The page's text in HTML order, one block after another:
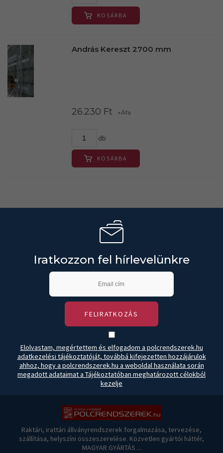
KOSÁRBA
András Kereszt 2700 mm
26.230 Ft +Áfa
db
KOSÁRBA
Iratkozzon fel hírlevelünkre
FELIRATKOZÁS
Elolvastam, megértettem és elfogadom a polcrendszerek.hu
adatkezelési tájékoztatóját, továbbá kifejezetten hozzájárulok
ahhoz, hogy a polcrendszerek.hu a weboldal használata során
megadott adataimat a Tájékoztatóban meghatározott célokból
kezelje
Raktári, irattári állványrendszerek forgalmazása, tervezése,
szállítása, helyszíni összeszerelése. Közvetlen gyártói háttér,
MAGYAR GYÁRTÁS ...